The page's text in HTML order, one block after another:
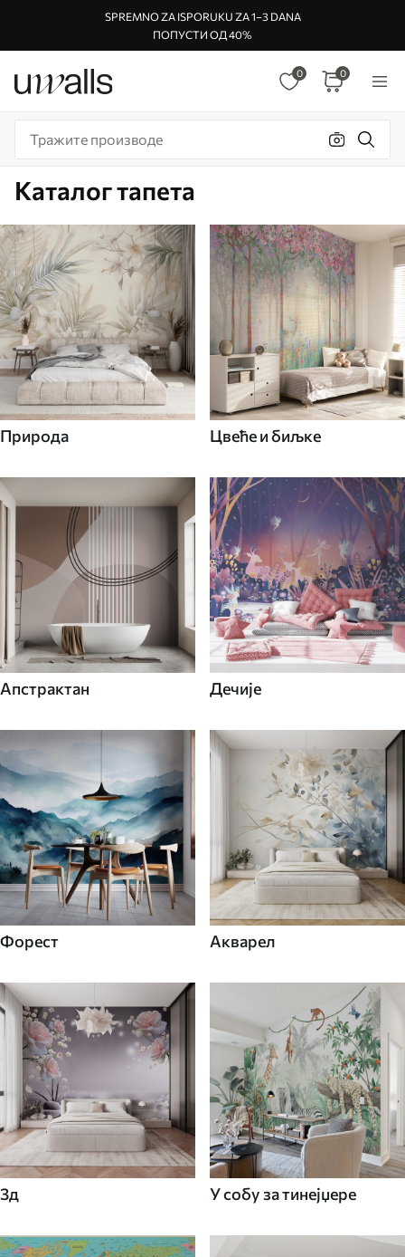
SPREMNO ZA ISPORUKU ZA 1–3 DANA
ПОПУСТИ ОД 40%
0 0
Каталог тапета
Природа Цвеће и биљке
Апстрактан Дечије
Форест Акварел
3д У собу за тинејџере